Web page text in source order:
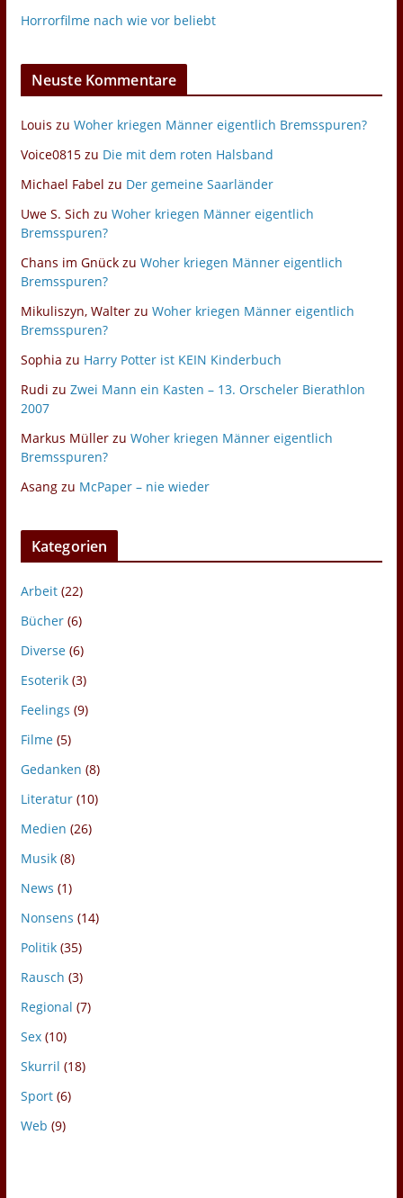
Horrorfilme nach wie vor beliebt
Neuste Kommentare
Louis zu Woher kriegen Männer eigentlich Bremsspuren?
Voice0815zu Die mit dem roten Halsband
Michael Fabel zu Der gemeine Saarländer
Uwe S. Sich zu Woher kriegen Männer eigentlich
Bremsspuren?
Chans im Gnückzu Woher kriegen Männer eigentlich
Bremsspuren?
Mikuliszyn, Walterzu Woher kriegen Männer eigentlich
Bremsspuren?
Sophia zu Harry Potter ist KEIN Kinderbuch
Rudi zu Zwei Mann ein Kasten – 13. Orscheler Bierathlon
2007
Markus Müllerzu Woher kriegen Männer eigentlich
Bremsspuren?
Asangzu McPaper – nie wieder
Kategorien
Arbeit(22)
Bücher(6)
Diverse(6)
Esoterik(3)
Feelings (9)
Filme(5)
Gedanken (8)
Literatur(10)
Medien (26)
Musik(8)
News (1)
Nonsens (14)
Politik(35)
Rausch (3)
Regional (7)
Sex(10)
Skurril (18)
Sport(6)
Web (9)